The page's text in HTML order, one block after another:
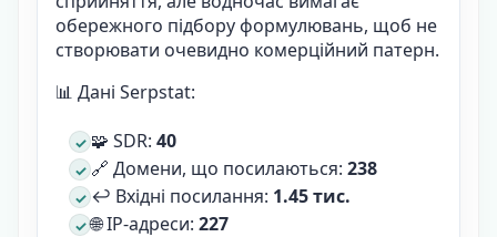
обережного підбору формулювань, щоб не
створювати очевидно комерційний патерн.
📊 Дані Serpstat:
🧩 SDR: 40
🔗 Домени, що посилаються: 238
↩️ Вхідні посилання: 1.45 тис.
🌐 IP-адреси: 227